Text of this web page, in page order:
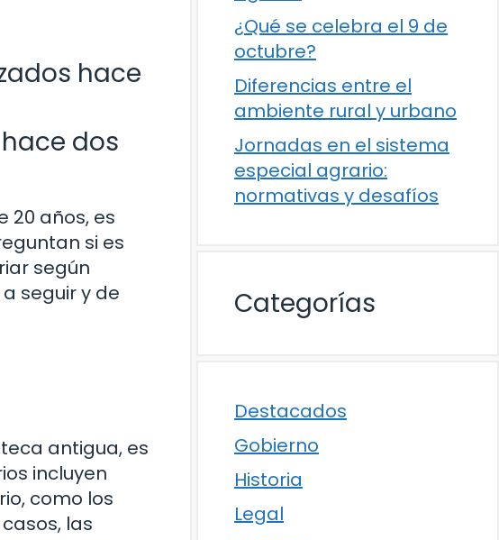
hace
dos
20 años, es
si es
según
seguir y de
antigua, es
incluyen
como los
las
¿Qué se celebra el 9 de
octubre?
Diferencias entre el
ambiente rural y urbano
Jornadas en el sistema
especial agrario:
normativas y desafíos
Categorías
Destacados
Gobierno
Historia
Legal